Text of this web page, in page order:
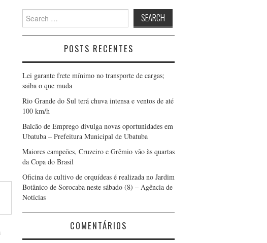
Search
for:
POSTS RECENTES
Lei garante frete mínimo no transporte de cargas;
saiba o que muda
Rio Grande do Sul terá chuva intensa e ventos de até
100 km/h
Balcão de Emprego divulga novas oportunidades em
Ubatuba – Prefeitura Municipal de Ubatuba
Maiores campeões, Cruzeiro e Grêmio vão às quartas
da Copa do Brasil
Oficina de cultivo de orquídeas é realizada no Jardim
Botânico de Sorocaba neste sábado (8) – Agência de
Notícias
COMENTÁRIOS